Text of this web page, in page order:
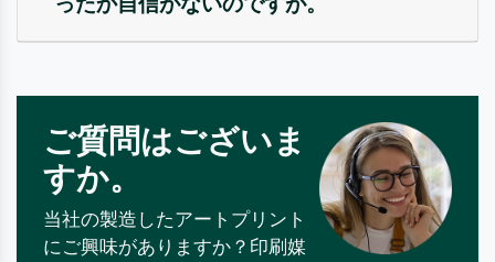
ご質問はございま
すか。
当社の製造したアートプリント
にご興味がありますか？印刷媒